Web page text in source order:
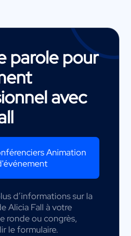
parole pour
avec
Animation
d’informations sur la
Alicia Fall à votre
ronde ou congrès,
le formulaire.